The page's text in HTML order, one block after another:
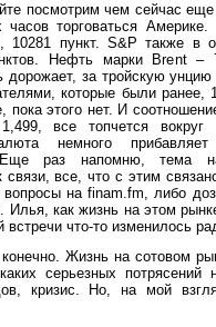
посмотрим чем сейчас еще
часов торговаться
10281 пункт. S&P также в
Нефть марки Brent –
дорожает, за тройскую
которые были ранее,
пока этого нет. И
все топчется
немного
Еще раз напомню, тема
связи, все, что с этим
на finam.fm, либо
Илья, как жизнь на этом
что-то изменилось
конечно. Жизнь на сотовом
серьезных потрясений
кризис. Но, на мой